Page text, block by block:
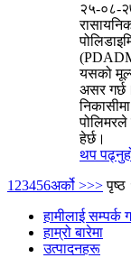
२५-०८-
यसको
असर
हेर्छ।
थप
123456अर्को >>> पृष्ठ
हामीलाई सम्पर्क
हाम्रो बारेमा
उत्पादनहरू